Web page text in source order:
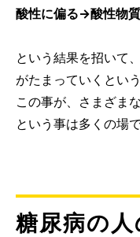
酸性に偏る→酸性物
という結果を招いて
がたまっていくとい
この事が、さまざま
という事は多くの場
糖尿病の